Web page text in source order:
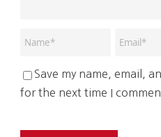
Save my name, email,
for the next time I